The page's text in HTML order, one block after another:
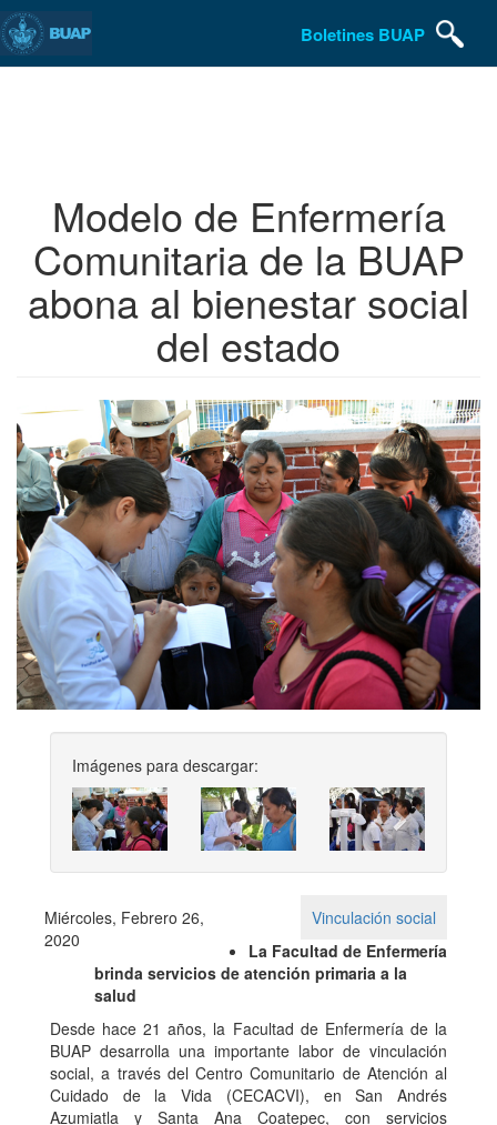
Boletines BUAP
Modelo de Enfermería
Comunitaria de la BUAP
abona al bienestar social
del estado
Imágenes para descargar:
Previous Next
Miércoles, Febrero 26,
2020
Vinculación social
La Facultad de Enfermería
brinda servicios de atención primaria a la
salud
Desde hace 21 años, la Facultad de Enfermería de la
BUAP desarrolla una importante labor de vinculación
social, a través del Centro Comunitario de Atención al
Cuidado de la Vida (CECACVI), en San Andrés
Azumiatla y Santa Ana Coatepec, con servicios